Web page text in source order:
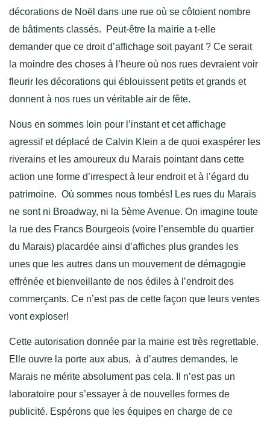
décorations de Noël dans une rue où se côtoient nombre
de bâtiments classés. Peut-être la mairie a t-elle
demander que ce droit d’affichage soit payant ? Ce serait
la moindre des choses à l’heure où nos rues devraient voir
fleurir les décorations qui éblouissent petits et grands et
donnent à nos rues un véritable air de fête.
Nous en sommes loin pour l’instant et cet affichage
agressif et déplacé de Calvin Klein a de quoi exaspérer les
riverains et les amoureux du Marais pointant dans cette
action une forme d’irrespect à leur endroit et à l’égard du
patrimoine. Où sommes nous tombés! Les rues du Marais
ne sont ni Broadway, ni la 5ème Avenue. On imagine toute
la rue des Francs Bourgeois (voire l’ensemble du quartier
du Marais) placardée ainsi d’affiches plus grandes les
unes que les autres dans un mouvement de démagogie
effrénée et bienveillante de nos édiles à l’endroit des
commerçants. Ce n’est pas de cette façon que leurs ventes
vont exploser!
Cette autorisation donnée par la mairie est très regrettable.
Elle ouvre la porte aux abus, à d’autres demandes, le
Marais ne mérite absolument pas cela. Il n’est pas un
laboratoire pour s’essayer à de nouvelles formes de
publicité. Espérons que les équipes en charge de ce